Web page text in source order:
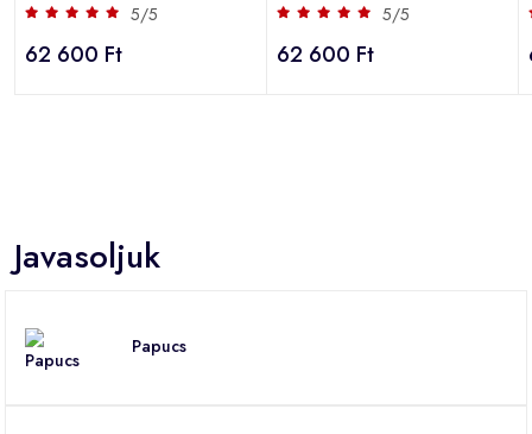
5/5
62 600 Ft
5/5
62 600 Ft
Javasoljuk
Papucs